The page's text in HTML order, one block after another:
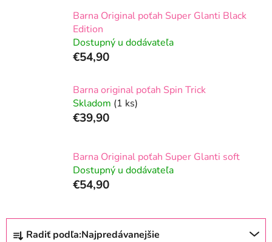
Barna Original poťah Super Glanti Black
Edition
Dostupný u dodávateľa
€54,90
Barna original poťah Spin Trick
Skladom (1 ks)
€39,90
Barna Original poťah Super Glanti soft
Dostupný u dodávateľa
€54,90
R
Radiť podľa:Najpredávanejšie